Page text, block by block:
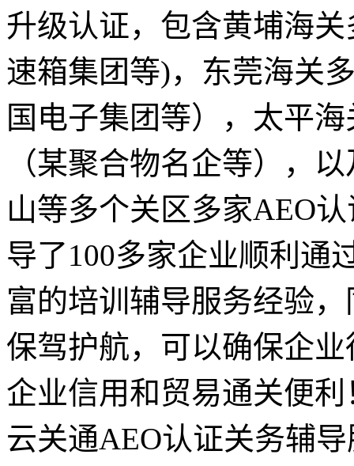
升级认证，包含黄埔海
速箱集团等)，东莞海关
国电子集团等），太平
（某聚合物名企等），
山等多个关区多家AEO
导了100多家企业顺利通
富的培训辅导服务经验
保驾护航，可以确保企
企业信用和贸易通关便利
云关通AEO认证关务辅